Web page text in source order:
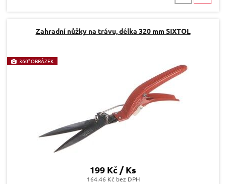
Zahradní nůžky na trávu, délka 320 mm SIXTOL
360° OBRÁZEK
199 Kč / Ks
164.46 Kč bez DPH